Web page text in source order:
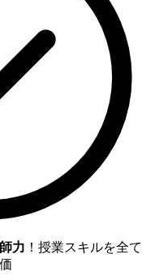
力 ！授業スキルを全て